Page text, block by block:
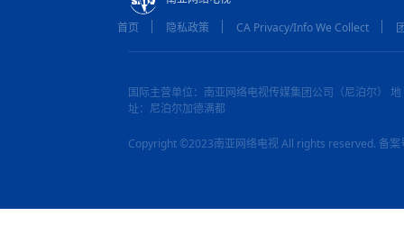
首页
隐私政策 CA Privacy/Info We Collect
国际主营单位：南亚网络电视传媒集团公司（尼泊尔） 地
址：尼泊尔加德满都
Copyright ©2023南亚网络电视 All rights reserved. 备